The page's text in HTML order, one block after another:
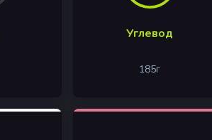
Углевод
185г